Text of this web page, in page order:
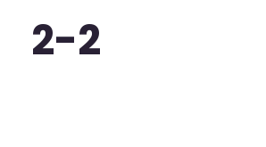
2-2